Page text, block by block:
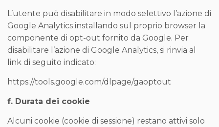
L’utente può disabilitare in modo selettivo l’azione di
Google Analytics installando sul proprio browser la
componente di opt-out fornito da Google. Per
disabilitare l’azione di Google Analytics, si rinvia al
link di seguito indicato:
https://tools.google.com/dlpage/gaoptout
f. Durata dei cookie
Alcuni cookie (cookie di sessione) restano attivi solo